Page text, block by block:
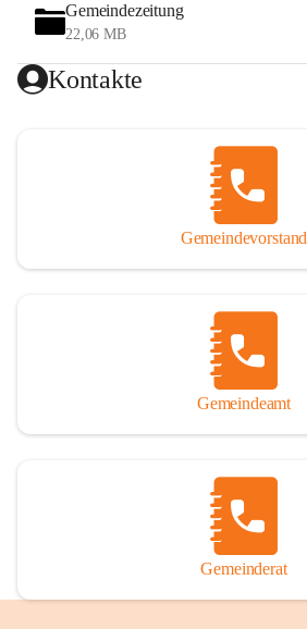
Gemeindezeitung
22,06 MB
Kontakte
Gemeindevorstand
Gemeindeamt
Gemeinderat